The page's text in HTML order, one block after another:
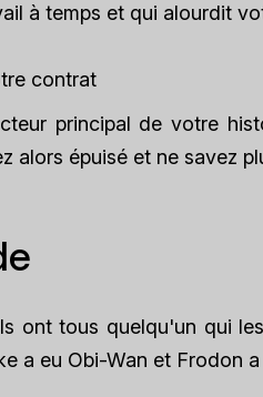
à temps et qui alourdit
contrat
principal de votre
alors épuisé et ne savez
ont tous quelqu'un qui
a eu Obi-Wan et Frodon a